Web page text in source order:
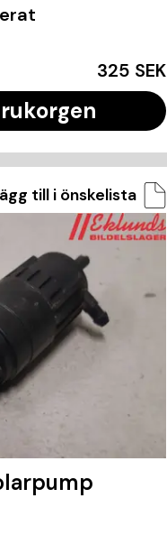
325 SEK
till i önskelista